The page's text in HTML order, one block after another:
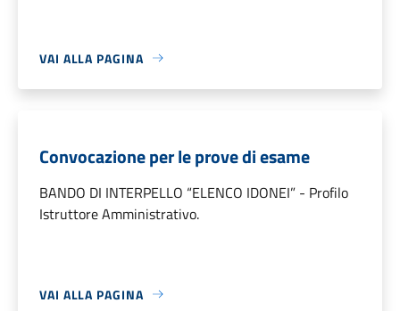
VAI ALLA PAGINA
Convocazione per le prove di esame
BANDO DI INTERPELLO “ELENCO IDONEI” - Profilo
Istruttore Amministrativo.
VAI ALLA PAGINA